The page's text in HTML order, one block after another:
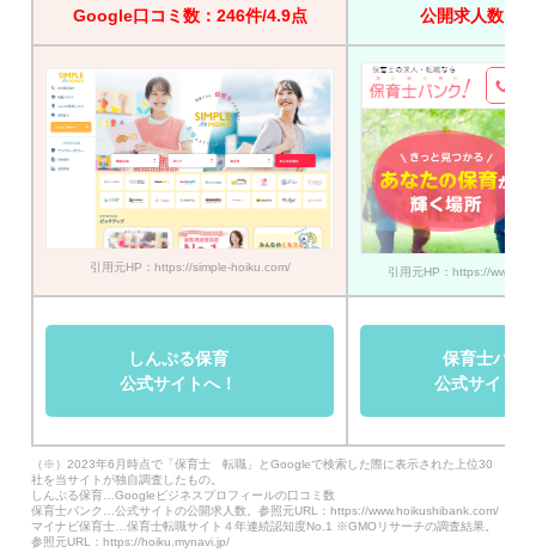
Google口コミ数：246件/4.9点 公開求人数：
引用元HP：https://simple-hoiku.com/ 引用元HP：https://
しんぷる保育
公式サイトへ！
保育士バン
公式サイト
（※）2023年6月時点で「保育士 転職」とGoogleで検索した際に表示された上位30
社を当サイトが独自調査したもの。
しんぷる保育…Googleビジネスプロフィールの口コミ数
保育士バンク…公式サイトの公開求人数。参照元URL：https://www.hoikushibank.com/
マイナビ保育士…保育士転職サイト４年連続認知度No.1 ※GMOリサーチの調査結果。
参照元URL：https://hoiku.mynavi.jp/